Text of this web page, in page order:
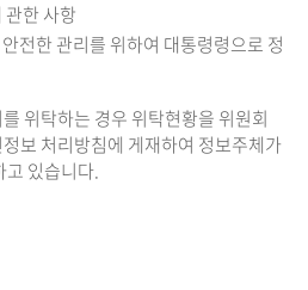
관한 사항
전한 관리를 위하여 대통령령으로 정
위탁하는 경우 위탁현황을 위원회
보 처리방침에 게재하여 정보주체가
고 있습니다.